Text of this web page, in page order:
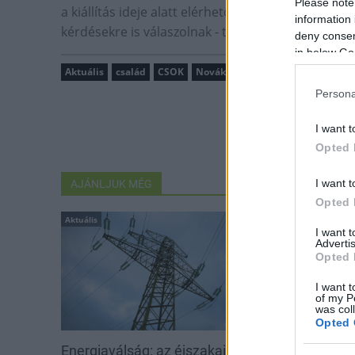
Please
information
deny
in below
I want
Opted
I want
Opted
I want
Opted
I want
of my
was
Opted
a kiállítás ideje alatt elérhetők a minisztérium
kérdésekre is válaszolnak - tette hozzá.
Aktuális család CSOK Novák Katalin
AJÁNLJUK MÉG
Aktuális
Energiaválság: az éjszakai